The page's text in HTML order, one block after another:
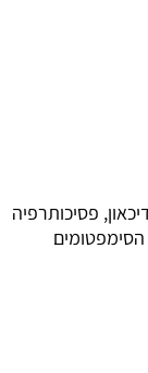
פסיכותרפיה